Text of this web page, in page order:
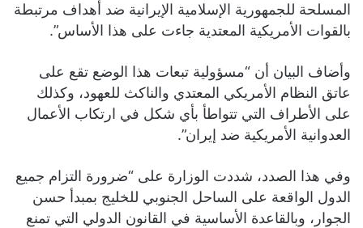
المسلحة للجمهورية الإسلامية الإيرانية ضد أهداف مرتبطة
بالقوات الأمريكية المعتدية جاءت على هذا الأساس”.
وأضاف البيان أن “مسؤولية تبعات هذا الوضع تقع على
عاتق النظام الأمريكي المعتدي والناكث للعهود، وكذلك
على الأطراف التي تتواطأ بأي شكل في ارتكاب الأعمال
العدوانية الأمريكية ضد إيران”.
وفي هذا الصدد، شددت الوزارة على “ضرورة التزام جميع
الدول الواقعة على الساحل الجنوبي للخليج بمبدأ حسن
الجوار، وبالقاعدة الأساسية في القانون الدولي التي تمنع